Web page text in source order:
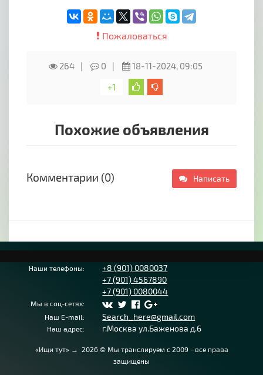
- Любая форма оплаты;
- Чистим трубы от 50мм до 1000мм;
- Производим Телеинспекцию труб;
- Всегда 100% результат;
Звоните и Мы вернём в Ваш дом комфорт и
Пожаловаться
264 0
18-11-2024, 09:05
+1
Похожие объявления
Комментарии (0) Написать
Наши телефоны:
+8 (901) 0080037
+7 (901) 4567890
+7 (901) 0080044
Мы в соц-сетях:
Наш E-mail:
Search_here@gmail.com
Наш адрес: г.Москва ул.Баженова д.6
«Ищи тут» → 2026© Мы транслируем с 2009 - все права
защищены